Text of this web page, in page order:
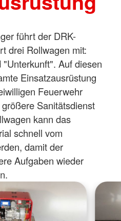
führt der DRK-
drei Rollwagen mit:
Auf diesen
Einsatzausrüstung
Feuerwehr
Sanitätsdienst
kann das
schnell vom
damit der
Aufgaben wieder